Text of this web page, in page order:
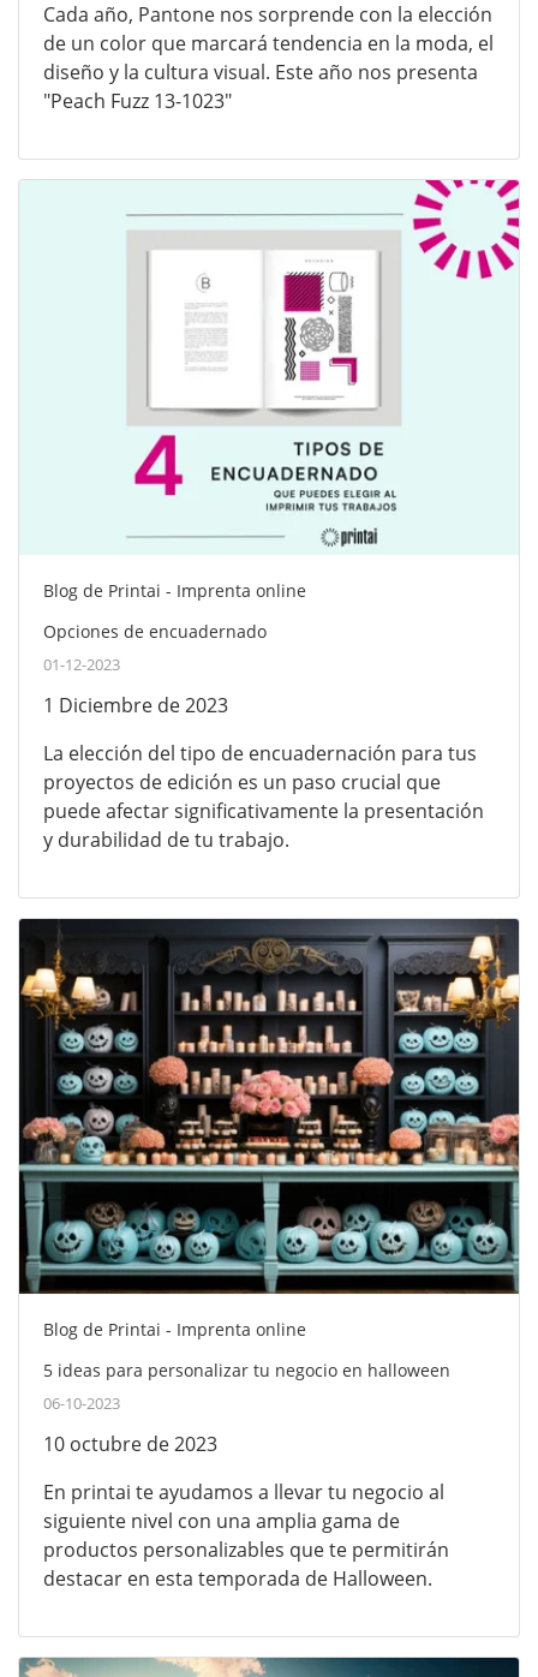
Cada año, Pantone nos sorprende con la elección
de un color que marcará tendencia en la moda, el
diseño y la cultura visual. Este año nos presenta
"Peach Fuzz 13-1023"
Blog de Printai - Imprenta online
Opciones de encuadernado
01-12-2023
1 Diciembre de 2023
La elección del tipo de encuadernación para tus
proyectos de edición es un paso crucial que
puede afectar significativamente la presentación
y durabilidad de tu trabajo.
Blog de Printai - Imprenta online
5 ideas para personalizar tu negocio en halloween
06-10-2023
10 octubre de 2023
En printai te ayudamos a llevar tu negocio al
siguiente nivel con una amplia gama de
productos personalizables que te permitirán
destacar en esta temporada de Halloween.